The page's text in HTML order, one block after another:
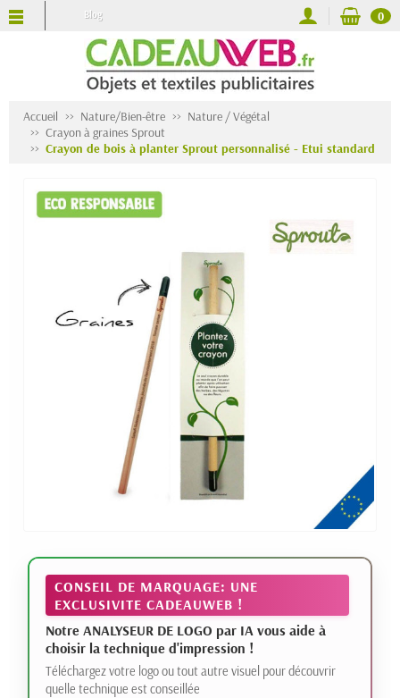
Blog 0
Accueil Nature/Bien-être
Nature / Végétal
Crayon à graines Sprout
Crayon de bois à planter Sprout personnalisé - Etui standard
CONSEIL DE MARQUAGE: UNE
EXCLUSIVITE CADEAUWEB !
Notre ANALYSEUR DE LOGO par IA vous aide à
choisir la technique d'impression !
Téléchargez votre logo ou tout autre visuel pour découvrir
quelle technique est conseillée